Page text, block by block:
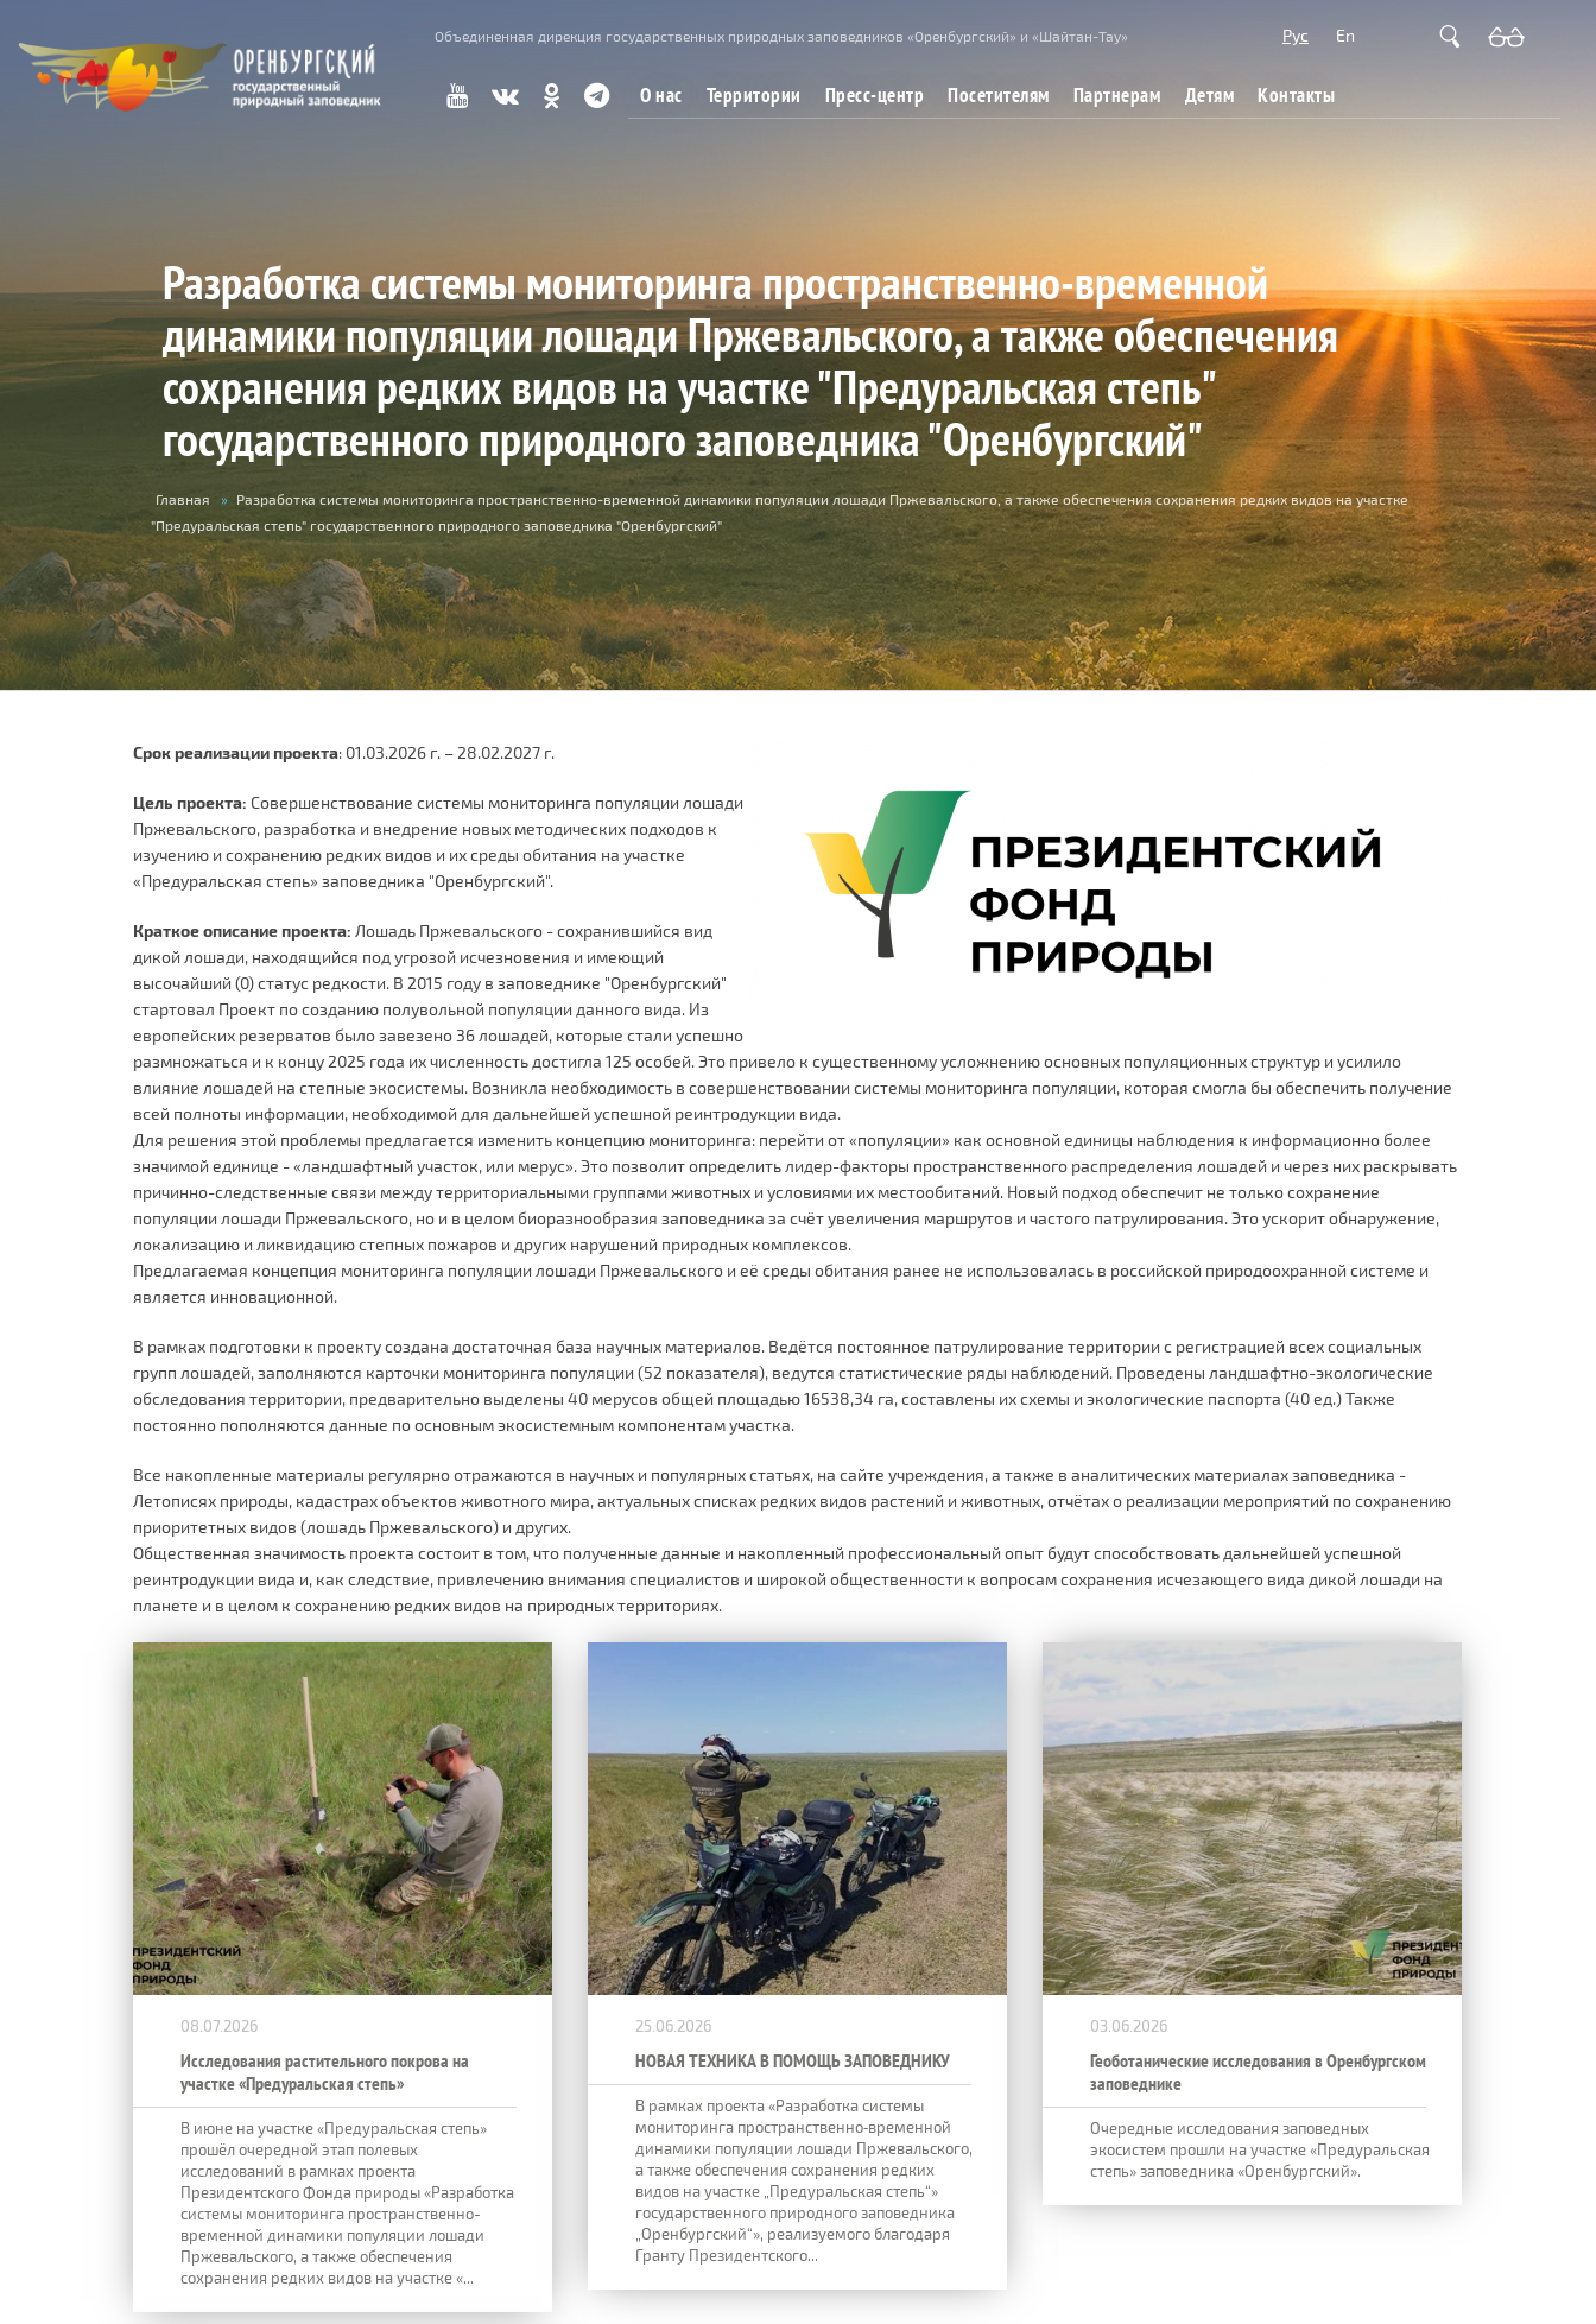
Объединенная дирекция государственных природных заповедников «Оренбургский» и «Шайтан-Тау» Рус En
О нас Территории Пресс-центр Посетителям Партнерам Детям Контакты
Разработка системы мониторинга пространственно-временной
динамики популяции лошади Пржевальского, а также обеспечения
сохранения редких видов на участке "Предуральская степь"
государственного природного заповедника "Оренбургский"
Вы
здесь
Главная » Разработка системы мониторинга пространственно-временной динамики популяции лошади Пржевальского, а также обеспечения сохранения редких видов на участке
"Предуральская степь" государственного природного заповедника "Оренбургский"
Срок реализации проекта: 01.03.2026 г. – 28.02.2027 г.
Цель проекта: Совершенствование системы мониторинга популяции лошади
Пржевальского, разработка и внедрение новых методических подходов к
изучению и сохранению редких видов и их среды обитания на участке
«Предуральская степь» заповедника "Оренбургский".
Краткое описание проекта: Лошадь Пржевальского - сохранившийся вид
дикой лошади, находящийся под угрозой исчезновения и имеющий
высочайший (0) статус редкости. В 2015 году в заповеднике "Оренбургский"
стартовал Проект по созданию полувольной популяции данного вида. Из
европейских резерватов было завезено 36 лошадей, которые стали успешно
размножаться и к концу 2025 года их численность достигла 125 особей. Это привело к существенному усложнению основных популяционных структур и усилило
влияние лошадей на степные экосистемы. Возникла необходимость в совершенствовании системы мониторинга популяции, которая смогла бы обеспечить получение
всей полноты информации, необходимой для дальнейшей успешной реинтродукции вида.
Для решения этой проблемы предлагается изменить концепцию мониторинга: перейти от «популяции» как основной единицы наблюдения к информационно более
значимой единице - «ландшафтный участок, или мерус». Это позволит определить лидер-факторы пространственного распределения лошадей и через них раскрывать
причинно-следственные связи между территориальными группами животных и условиями их местообитаний. Новый подход обеспечит не только сохранение
популяции лошади Пржевальского, но и в целом биоразнообразия заповедника за счёт увеличения маршрутов и частого патрулирования. Это ускорит обнаружение,
локализацию и ликвидацию степных пожаров и других нарушений природных комплексов.
Предлагаемая концепция мониторинга популяции лошади Пржевальского и её среды обитания ранее не использовалась в российской природоохранной системе и
является инновационной.
В рамках подготовки к проекту создана достаточная база научных материалов. Ведётся постоянное патрулирование территории с регистрацией всех социальных
групп лошадей, заполняются карточки мониторинга популяции (52 показателя), ведутся статистические ряды наблюдений. Проведены ландшафтно-экологические
обследования территории, предварительно выделены 40 мерусов общей площадью 16538,34 га, составлены их схемы и экологические паспорта (40 ед.) Также
постоянно пополняются данные по основным экосистемным компонентам участка.
Все накопленные материалы регулярно отражаются в научных и популярных статьях, на сайте учреждения, а также в аналитических материалах заповедника -
Летописях природы, кадастрах объектов животного мира, актуальных списках редких видов растений и животных, отчётах о реализации мероприятий по сохранению
приоритетных видов (лошадь Пржевальского) и других.
Общественная значимость проекта состоит в том, что полученные данные и накопленный профессиональный опыт будут способствовать дальнейшей успешной
реинтродукции вида и, как следствие, привлечению внимания специалистов и широкой общественности к вопросам сохранения исчезающего вида дикой лошади на
планете и в целом к сохранению редких видов на природных территориях.
08.07.2026
Исследования растительного покрова на
участке «Предуральская степь»
В июне на участке «Предуральская степь»
прошёл очередной этап полевых
исследований в рамках проекта
Президентского Фонда природы «Разработка
системы мониторинга пространственно-
временной динамики популяции лошади
Пржевальского, а также обеспечения
сохранения редких видов на участке «...
25.06.2026
НОВАЯ ТЕХНИКА В ПОМОЩЬ ЗАПОВЕДНИКУ
В рамках проекта «Разработка системы
мониторинга пространственно‑временной
динамики популяции лошади Пржевальского,
а также обеспечения сохранения редких
видов на участке „Предуральская степь“»
государственного природного заповедника
„Оренбургский“», реализуемого благодаря
Гранту Президентского...
03.06.2026
Геоботанические исследования в Оренбургском
заповеднике
Очередные исследования заповедных
экосистем прошли на участке «Предуральская
степь» заповедника «Оренбургский».